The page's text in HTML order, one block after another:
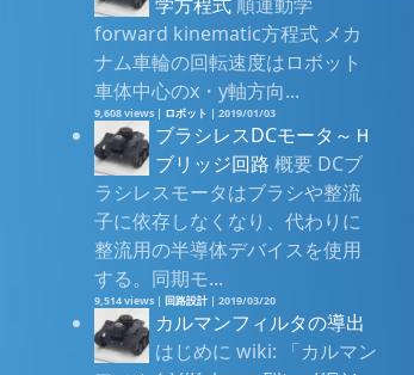
forward kinematic方程式 メカ
ナム車輪の回転速度はロボット
車体中心のx・y軸方向...
9,608 views | ロボット |2019/01/03
ブラシレスDCモータ～Ｈ
ブリッジ回路 概要 DCブ
ラシレスモータはブラシや整流
子に依存しなくなり、代わりに
整流用の半導体デバイスを使用
する。同期モ...
9,514 views | 回路設計 |2019/03/20
カルマンフィルタの導出
はじめに wiki: 「カルマン